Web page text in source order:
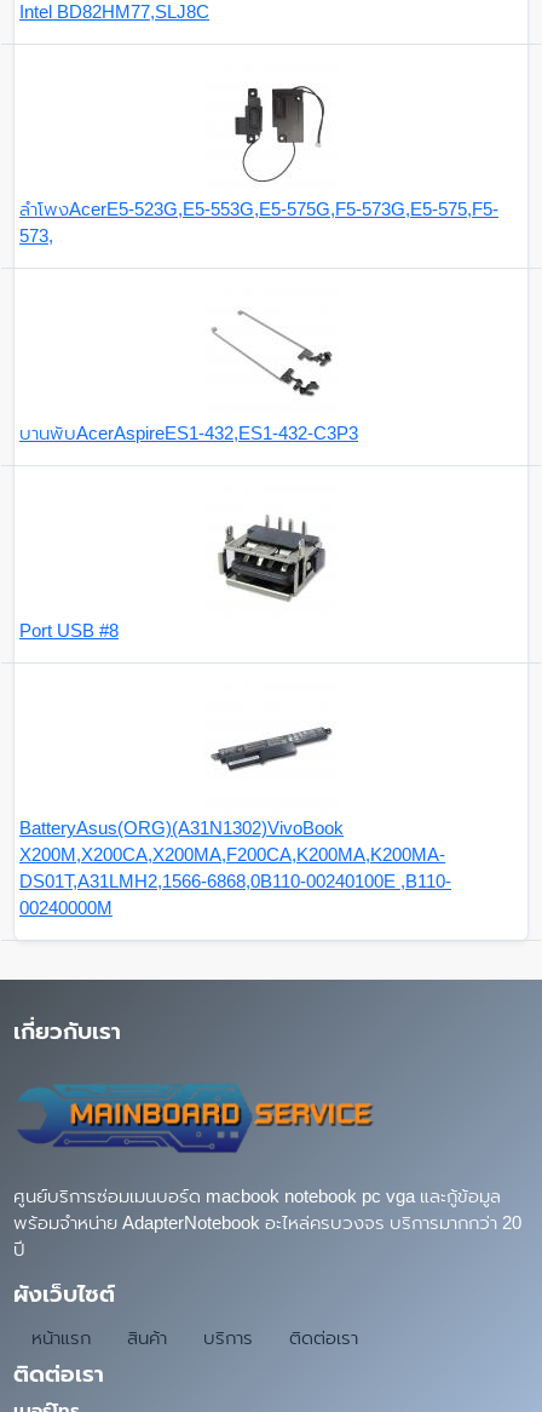
Intel BD82HM77,SLJ8C
ลำโพงAcerE5-523G,E5-553G,E5-575G,F5-573G,E5-575,F5-
573,
บานพับAcerAspireES1-432,ES1-432-C3P3
Port USB #8
BatteryAsus(ORG)(A31N1302)VivoBook
X200M,X200CA,X200MA,F200CA,K200MA,K200MA-
DS01T,A31LMH2,1566-6868,0B110-00240100E ,B110-
00240000M
เกี่ยวกับเรา
ศูนย์บริการซ่อมเมนบอร์ด macbook notebook pc vga และกู้ข้อมูล
พร้อมจำหน่าย AdapterNotebook อะไหล่ครบวงจร บริการมากกว่า 20
ปี
ผังเว็บไซต์
หน้าแรก สินค้า บริการ ติดต่อเรา
ติดต่อเรา